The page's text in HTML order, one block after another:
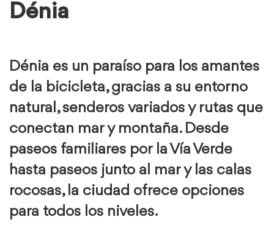
Dénia
Dénia es un paraíso para los amantes
de la bicicleta, gracias a su entorno
natural, senderos variados y rutas que
conectan mar y montaña. Desde
paseos familiares por la Vía Verde
hasta paseos junto al mar y las calas
rocosas, la ciudad ofrece opciones
para todos los niveles.